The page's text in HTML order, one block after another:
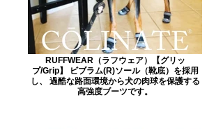
RUFFWEAR（ラフウェア）【グリッ
プ/Grip】 ビブラム(R)ソール（靴底）を採用
し、 過酷な路面環境から犬の肉球を保護する
高強度ブーツです。